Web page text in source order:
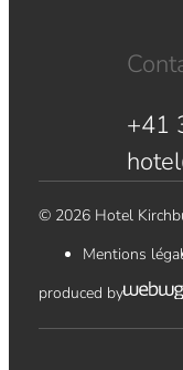
+41
© 2026 Hotel
Mentions
produced by